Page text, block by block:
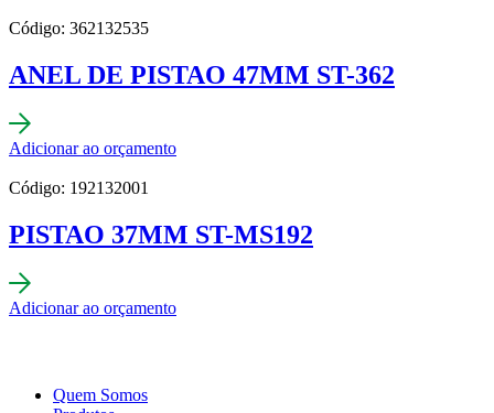
Código: 362132535
ANEL DE PISTAO 47MM ST-362
Adicionar ao orçamento
Código: 192132001
PISTAO 37MM ST-MS192
Adicionar ao orçamento
Quem Somos